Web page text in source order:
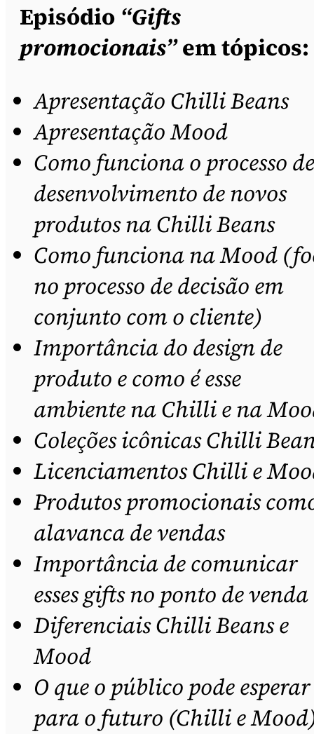
Episódio “Gifts
promocionais”em tópicos:
Apresentação Chilli Beans
Apresentação Mood
Como funciona o processo de
desenvolvimento de novos
produtos na Chilli Beans
Como funciona na Mood
no processo de decisão em
conjunto com o cliente)
Importância do design de
produto e como é esse
ambiente na Chilli e na
Coleções icônicas Chilli
Licenciamentos Chilli e
Produtos promocionais
alavanca de vendas
Importância de comunicar
esses gifts no ponto de venda
Diferenciais Chilli Beans e
Mood
O que o público pode esperar
para o futuro (Chilli e